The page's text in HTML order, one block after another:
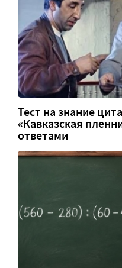
Тест на знание
«Кавказская
ответами